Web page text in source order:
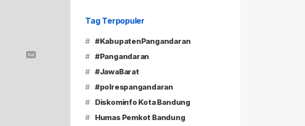
Tag Terpopuler
# #KabupatenPangandaran
# #Pangandaran
# #JawaBarat
# #polrespangandaran
# Diskominfo Kota Bandung
# Humas Pemkot Bandung